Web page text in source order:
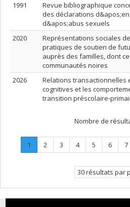
1991
Revue bibliographique
des déclarations
d&apos;abus sexuels
2020
Représentations sociales
pratiques de soutien de
auprès des familles, dont
communautés noires
2026
Relations transactionnelles
cognitives et les
transition préscolaire-
Nombre de
Page
1
Page
Page
2 Page
3 Page
4 Page
5 Page
6 7
30 résultats par